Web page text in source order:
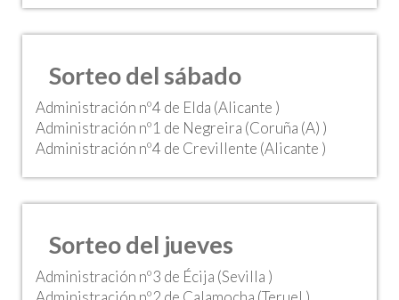
Sorteo del sábado
Administración nº4 de Elda (Alicante )
Administración nº1 de Negreira (Coruña (A) )
Administración nº4 de Crevillente (Alicante )
Sorteo del jueves
Administración nº3 de Écija (Sevilla )